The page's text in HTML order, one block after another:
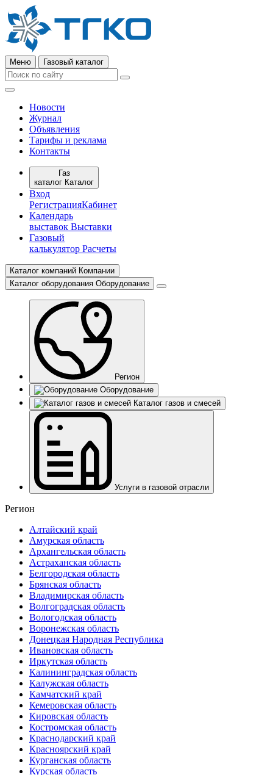
Меню Газовый каталог
Новости
Журнал
Объявления
Тарифы и реклама
Контакты
Газ
каталог Каталог
Вход
РегистрацияКабинет
Календарь
выставок Выставки
Газовый
калькулятор Расчеты
Каталог компаний Компании
Каталог оборудования Оборудование
Регион
Оборудование
Каталог газов и смесей
Услуги в газовой отрасли
Регион
Алтайский край
Амурская область
Архангельская область
Астраханская область
Белгородская область
Брянская область
Владимирская область
Волгоградская область
Вологодская область
Воронежская область
Донецкая Народная Республика
Ивановская область
Иркутская область
Калининградская область
Калужская область
Камчатский край
Кемеровская область
Кировская область
Костромская область
Краснодарский край
Красноярский край
Курганская область
Курская область